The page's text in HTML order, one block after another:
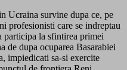
Ucraina survine dupa ce, pe
profesionisti care se indreptau
participa la sfintirea primei
de dupa ocuparea Basarabiei
impiedicati sa-si exercite